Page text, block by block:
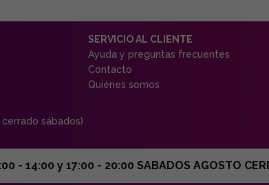
sábados)
SERVICIO AL CLIENTE
Ayuda y preguntas frecuentes
Contacto
Quiénes somos
- 14:00 y 17:00 - 20:00 SABADOS AGOSTO